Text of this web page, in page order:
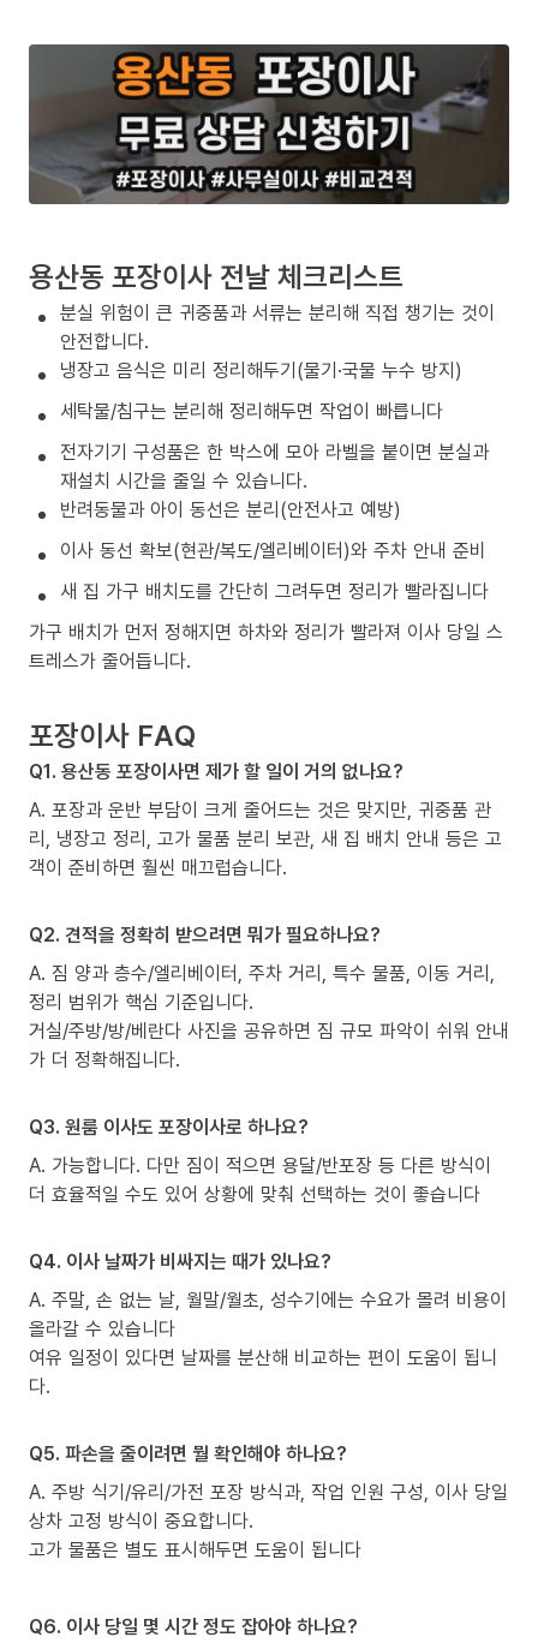
용산동 포장이사 전날 체크리스트
분실 위험이 큰 귀중품과 서류는 분리해 직접 챙기는 것이
안전합니다.
냉장고 음식은 미리 정리해두기(물기·국물 누수 방지)
세탁물/침구는 분리해 정리해두면 작업이 빠릅니다
전자기기 구성품은 한 박스에 모아 라벨을 붙이면 분실과
재설치 시간을 줄일 수 있습니다.
반려동물과 아이 동선은 분리(안전사고 예방)
이사 동선 확보(현관/복도/엘리베이터)와 주차 안내 준비
새 집 가구 배치도를 간단히 그려두면 정리가 빨라집니다
가구 배치가 먼저 정해지면 하차와 정리가 빨라져 이사 당일 스
트레스가 줄어듭니다.
포장이사 FAQ
Q1. 용산동 포장이사면 제가 할 일이 거의 없나요?
A. 포장과 운반 부담이 크게 줄어드는 것은 맞지만, 귀중품 관
리, 냉장고 정리, 고가 물품 분리 보관, 새 집 배치 안내 등은 고
객이 준비하면 훨씬 매끄럽습니다.
Q2. 견적을 정확히 받으려면 뭐가 필요하나요?
A. 짐 양과 층수/엘리베이터, 주차 거리, 특수 물품, 이동 거리,
정리 범위가 핵심 기준입니다.
거실/주방/방/베란다 사진을 공유하면 짐 규모 파악이 쉬워 안내
가 더 정확해집니다.
Q3. 원룸 이사도 포장이사로 하나요?
A. 가능합니다. 다만 짐이 적으면 용달/반포장 등 다른 방식이
더 효율적일 수도 있어 상황에 맞춰 선택하는 것이 좋습니다
Q4. 이사 날짜가 비싸지는 때가 있나요?
A. 주말, 손 없는 날, 월말/월초, 성수기에는 수요가 몰려 비용이
올라갈 수 있습니다
여유 일정이 있다면 날짜를 분산해 비교하는 편이 도움이 됩니
다.
Q5. 파손을 줄이려면 뭘 확인해야 하나요?
A. 주방 식기/유리/가전 포장 방식과, 작업 인원 구성, 이사 당일
상차 고정 방식이 중요합니다.
고가 물품은 별도 표시해두면 도움이 됩니다
Q6. 이사 당일 몇 시간 정도 잡아야 하나요?